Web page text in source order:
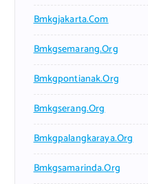
Bmkgjakarta.com
Bmkgsemarang.org
Bmkgpontianak.org
Bmkgserang.org
Bmkgpalangkaraya.org
Bmkgsamarinda.org